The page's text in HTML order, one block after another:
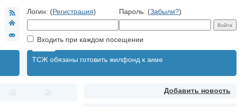
Логин: (Регистрация) Пароль: (Забыли?)
Входить при каждом посещении
ТСЖ обязаны готовить жилфонд к зиме
Добавить новость